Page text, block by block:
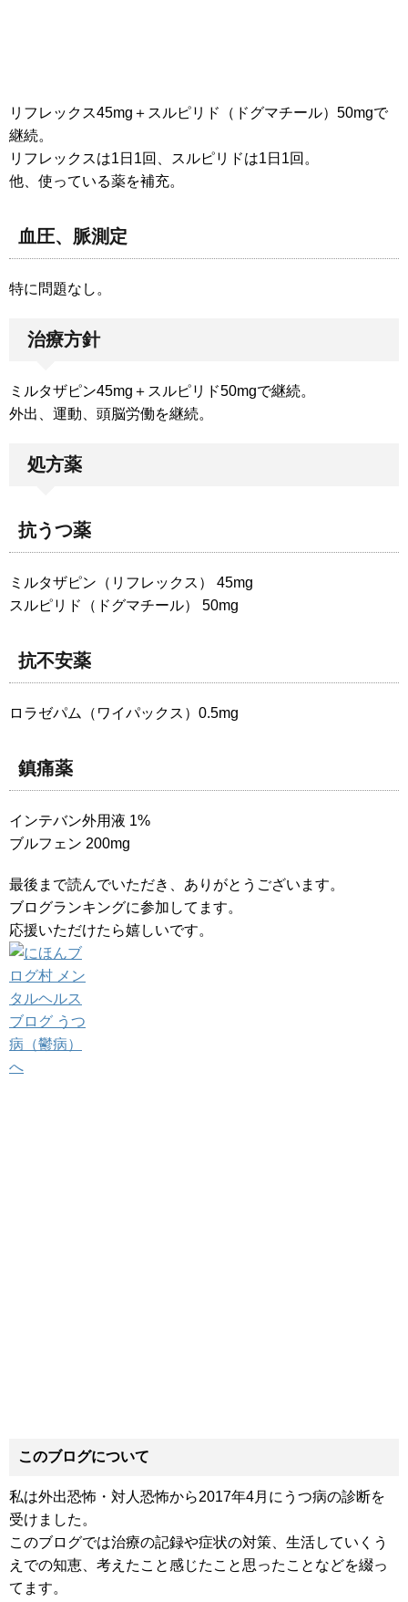
リフレックス45mg＋スルピリド（ドグマチール）50mgで
継続。
リフレックスは1日1回、スルピリドは1日1回。
他、使っている薬を補充。
血圧、脈測定
特に問題なし。
治療方針
ミルタザピン45mg＋スルピリド50mgで継続。
外出、運動、頭脳労働を継続。
処方薬
抗うつ薬
ミルタザピン（リフレックス） 45mg
スルピリド（ドグマチール） 50mg
抗不安薬
ロラゼパム（ワイパックス）0.5mg
鎮痛薬
インテバン外用液 1%
ブルフェン 200mg
最後まで読んでいただき、ありがとうございます。
ブログランキングに参加してます。
応援いただけたら嬉しいです。
このブログについて
私は外出恐怖・対人恐怖から2017年4月にうつ病の診断を
受けました。
このブログでは治療の記録や症状の対策、生活していくう
えでの知恵、考えたこと感じたこと思ったことなどを綴っ
てます。